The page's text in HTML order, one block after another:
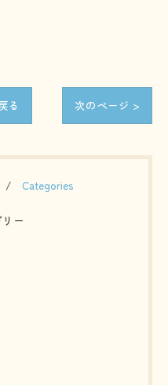
る 次のページ >
Categories
ー